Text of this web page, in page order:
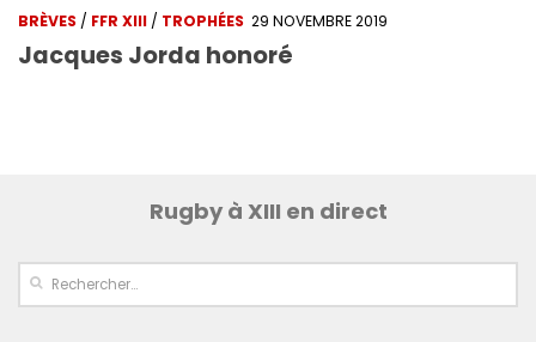
BRÈVES / FFR XIII / TROPHÉES 29 NOVEMBRE 2019
Jacques Jorda honoré
Rugby à XIII en direct